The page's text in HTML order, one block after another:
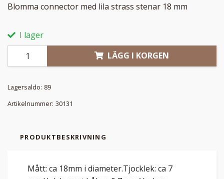
Blomma connector med lila strass stenar 18 mm
I lager
LÄGG I KORGEN
Lagersaldo: 89
Artikelnummer: 30131
PRODUKTBESKRIVNING
Mått: ca 18mm i diameter.Tjocklek: ca 7